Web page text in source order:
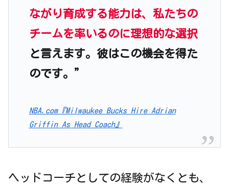
ながり育成する能力は、私たちの
チームを率いるのに理想的な選択
と言えます。彼はこの機会を得た
のです。”
NBA.com『Milwaukee Bucks Hire Adrian
Griffin As Head Coach』
ヘッドコーチとしての経験がなくとも、